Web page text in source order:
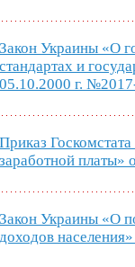
Закон Украины «О
стандартах и
05.10.2000 г.
Приказ
заработной платы»
Закон Украины «О
доходов